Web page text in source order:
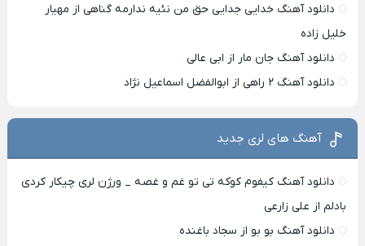
دانلود آهنگ خدایی جدایی حق من نئیه ندارمه گناهی از مهیار
خلیل زاده
دانلود آهنگ جان مار از ابی عالی
دانلود آهنگ ۲ راهی از ابوالفضل اسماعیل نژاد
آهنگ های لری جدید
دانلود آهنگ کیفوم کوکه تی تو غم و غصه _ ورژن لری چیکار کردی
بادلم از علی زارعی
دانلود آهنگ بو بو از سجاد باغنده